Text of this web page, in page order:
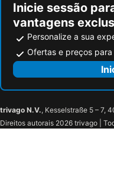
Inicie sessão
vantagens
Personalize a sua
Ofertas e preços
trivago N.V., Kesselstraße 5 – 7,
Direitos autorais 2026 trivago |